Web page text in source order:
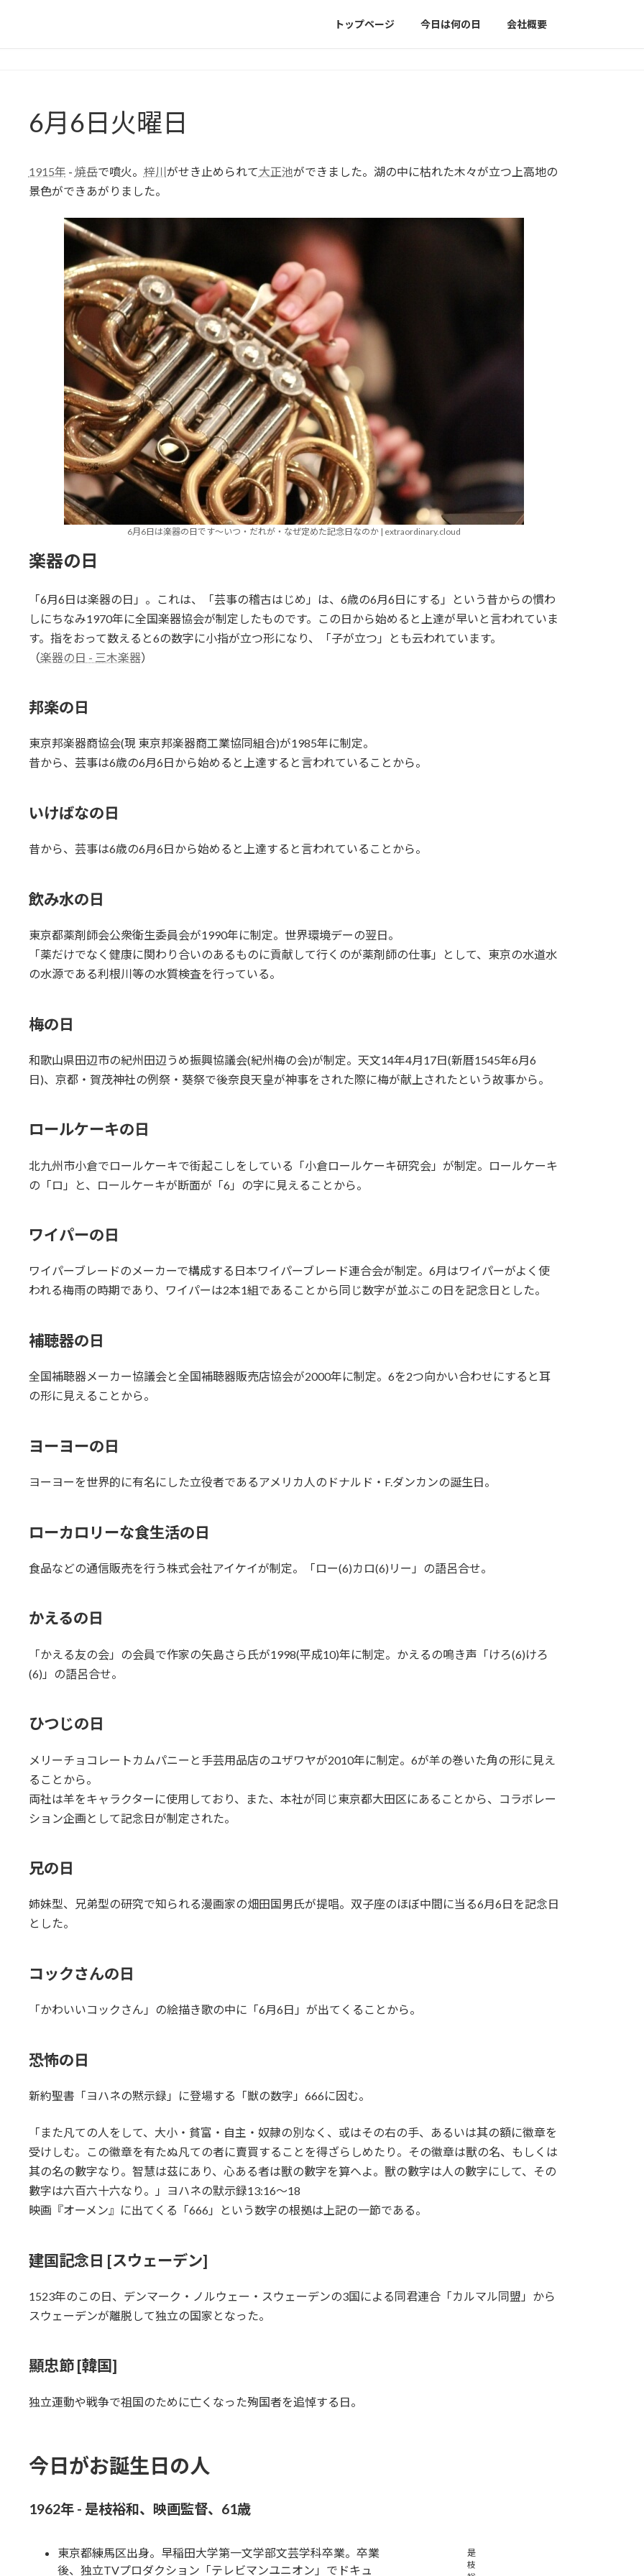
トップページ 今日は何の日 会社概要
6月6日火曜日
1915年 - 焼岳で噴火。 梓川がせき止められて大正池ができました。湖の中に枯れた木々が立つ上高地の
景色ができあがりました。
6月6日は楽器の日です～いつ・だれが・なぜ定めた記念日なのか | extraordinary.cloud
楽器の日
「6月6日は楽器の日」。これは、「芸事の稽古はじめ」は、6歳の6月6日にする」という昔からの慣わ
しにちなみ1970年に全国楽器協会が制定したものです。この日から始めると上達が早いと言われていま
す。指をおって数えると6の数字に小指が立つ形になり、「子が立つ」とも云われています。
（楽器の日 - 三木楽器）
邦楽の日
東京邦楽器商協会(現 東京邦楽器商工業協同組合)が1985年に制定。
昔から、芸事は6歳の6月6日から始めると上達すると言われていることから。
いけばなの日
昔から、芸事は6歳の6月6日から始めると上達すると言われていることから。
飲み水の日
東京都薬剤師会公衆衛生委員会が1990年に制定。世界環境デーの翌日。
「薬だけでなく健康に関わり合いのあるものに貢献して行くのが薬剤師の仕事」として、東京の水道水
の水源である利根川等の水質検査を行っている。
梅の日
和歌山県田辺市の紀州田辺うめ振興協議会(紀州梅の会)が制定。天文14年4月17日(新暦1545年6月6
日)、京都・賀茂神社の例祭・葵祭で後奈良天皇が神事をされた際に梅が献上されたという故事から。
ロールケーキの日
北九州市小倉でロールケーキで街起こしをしている「小倉ロールケーキ研究会」が制定。ロールケーキ
の「ロ」と、ロールケーキが断面が「6」の字に見えることから。
ワイパーの日
ワイパーブレードのメーカーで構成する日本ワイパーブレード連合会が制定。6月はワイパーがよく使
われる梅雨の時期であり、ワイパーは2本1組であることから同じ数字が並ぶこの日を記念日とした。
補聴器の日
全国補聴器メーカー協議会と全国補聴器販売店協会が2000年に制定。6を2つ向かい合わせにすると耳
の形に見えることから。
ヨーヨーの日
ヨーヨーを世界的に有名にした立役者であるアメリカ人のドナルド・F.ダンカンの誕生日。
ローカロリーな食生活の日
食品などの通信販売を行う株式会社アイケイが制定。「ロー(6)カロ(6)リー」の語呂合せ。
かえるの日
「かえる友の会」の会員で作家の矢島さら氏が1998(平成10)年に制定。かえるの鳴き声「けろ(6)けろ
(6)」の語呂合せ。
ひつじの日
メリーチョコレートカムパニーと手芸用品店のユザワヤが2010年に制定。6が羊の巻いた角の形に見え
ることから。
両社は羊をキャラクターに使用しており、また、本社が同じ東京都大田区にあることから、コラボレー
ション企画として記念日が制定された。
兄の日
姉妹型、兄弟型の研究で知られる漫画家の畑田国男氏が提唱。双子座のほぼ中間に当る6月6日を記念日
とした。
コックさんの日
「かわいいコックさん」の絵描き歌の中に「6月6日」が出てくることから。
恐怖の日
新約聖書「ヨハネの黙示録」に登場する「獣の数字」666に因む。
また凡ての人をして、大小・貧富・自主・奴隷の別なく、或はその右の手、あるいは其の額に徽章を
受けしむ。この徽章を有たぬ凡ての者に賣買することを得ざらしめたり。その徽章は獸の名、もしくは
其の名の數字なり。智慧は茲にあり、心ある者は獸の數字を算へよ。獸の數字は人の數字にして、その
數字は六百六十六なり。
ヨハネの默示録13:16～18
映画『オーメン』に出てくる「666」という数字の根拠は上記の一節である。
建国記念日 [スウェーデン]
1523年のこの日、デンマーク・ノルウェー・スウェーデンの3国による同君連合「カルマル同盟」から
スウェーデンが離脱して独立の国家となった。
顯忠節 [韓国]
独立運動や戦争で祖国のために亡くなった殉国者を追悼する日。
今日がお誕生日の人
1962年 - 是枝裕和、映画監督、61歳
東京都練馬区出身。早稲田大学第一文学部文芸学科卒業。卒業
後、独立TVプロダクション「テレビマンユニオン」でドキュ
是
枝